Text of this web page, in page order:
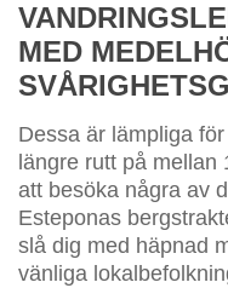
MED
Dessa är lämpliga
längre rutt på
att besöka några av
Esteponas
slå dig med häpnad
vänliga